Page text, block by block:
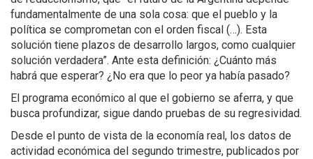
fundamentalmente de una sola cosa: que el pueblo y la
política se comprometan con el orden fiscal (…). Esta
solución tiene plazos de desarrollo largos, como cualquier
solución verdadera”. Ante esta definición: ¿Cuánto más
habrá que esperar? ¿No era que lo peor ya había pasado?
El programa económico al que el gobierno se aferra, y que
busca profundizar, sigue dando pruebas de su regresividad.
Desde el punto de vista de la economía real, los datos de
actividad económica del segundo trimestre, publicados por